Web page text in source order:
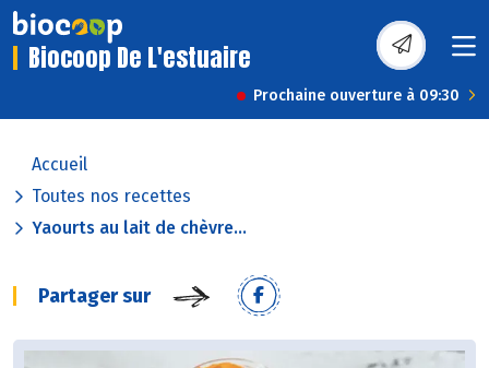
Biocoop De L'estuaire
Prochaine ouverture à 09:30
Accueil
Toutes nos recettes
Yaourts au lait de chèvre...
Partager sur